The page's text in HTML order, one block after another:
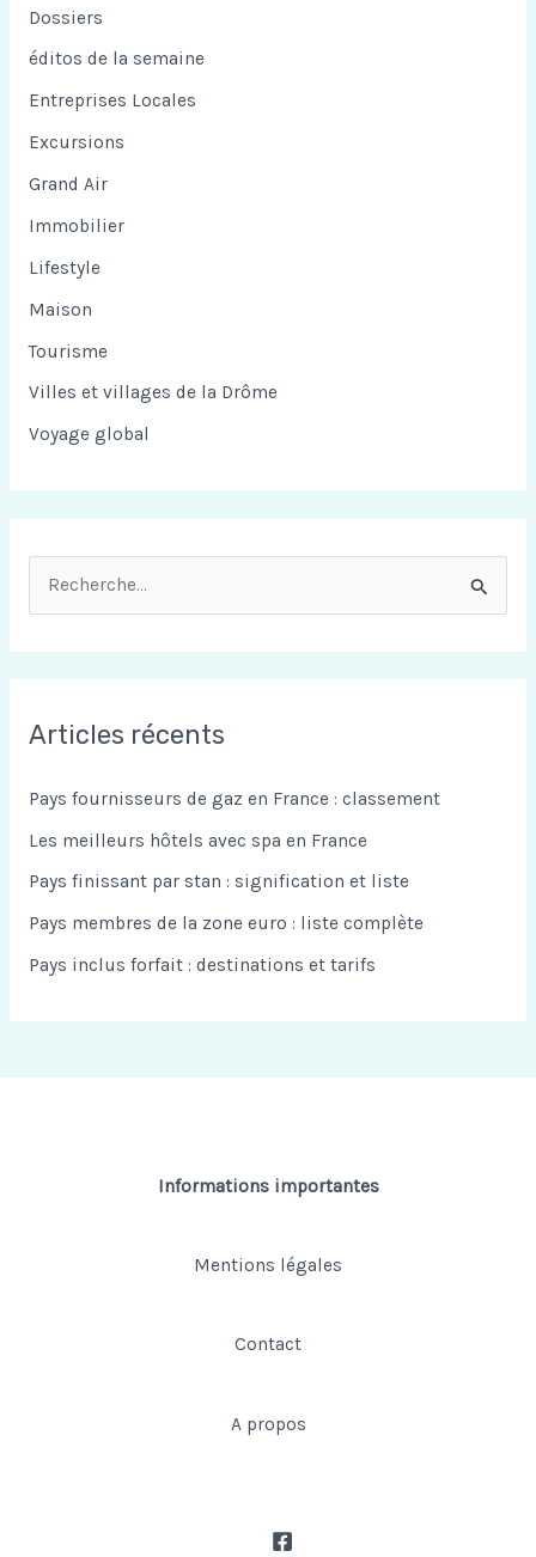
Dossiers
éditos de la semaine
Entreprises Locales
Excursions
Grand Air
Immobilier
Lifestyle
Maison
Tourisme
Villes et villages de la Drôme
Voyage global
e
h
e
r
Articles récents
Pays fournisseurs de gaz en France : classement
Les meilleurs hôtels avec spa en France
Pays finissant par stan : signification et liste
Pays membres de la zone euro : liste complète
Pays inclus forfait : destinations et tarifs
Informations importantes
Mentions légales
Contact
A propos